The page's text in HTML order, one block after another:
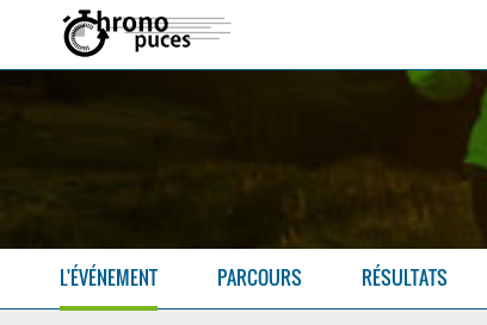
L'ÉVÉNEMENT PARCOURS RÉSULTATS